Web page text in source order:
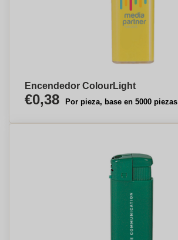
Encendedor ColourLight
€0,38 Por pieza, base en 5000 piezas